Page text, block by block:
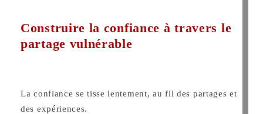
Construire la confiance à travers le
partage vulnérable
La confiance se tisse lentement, au fil des partages et
des expériences.